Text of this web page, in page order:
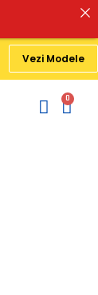
Vezi Modele
0